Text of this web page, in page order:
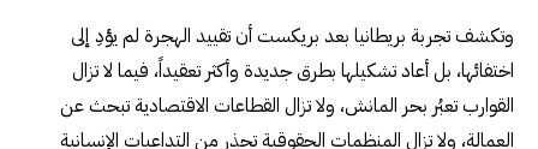
وتكشف تجربة بريطانيا بعد بريكست أن تقييد الهجرة لم يؤدِ إلى
اختفائها، بل أعاد تشكيلها بطرق جديدة وأكثر تعقيداً، فيما لا تزال
القوارب تعبُر بحر المانش، ولا تزال القطاعات الاقتصادية تبحث عن
العمالة، ولا تزال المنظمات الحقوقية تحذر من التداعيات الإنسانية